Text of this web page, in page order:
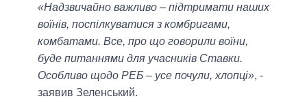
«Надзвичайно важливо – підтримати наших
воїнів, поспілкуватися з комбригами,
комбатами. Все, про що говорили воїни,
буде питаннями для учасників Ставки.
Особливо щодо РЕБ – усе почули, хлопці», -
заявив Зеленський.